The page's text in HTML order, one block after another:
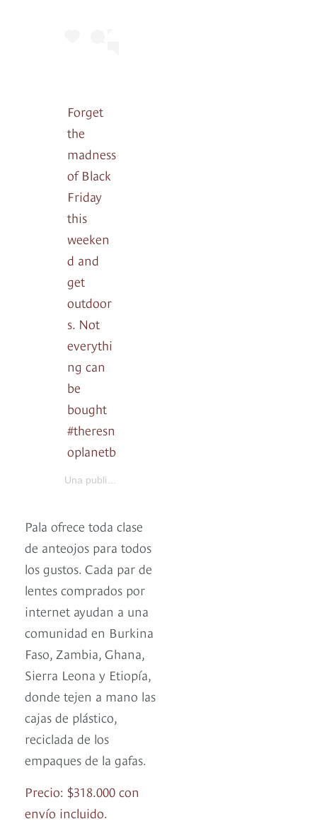
Forget
the
madness
of Black
Friday
this
weeken
d and
get
outdoor
s. Not
everythi
ng can
be
bought
#theresn
oplanetb
Pala ofrece toda clase
de anteojos para todos
los gustos. Cada par de
lentes comprados por
internet ayudan a una
comunidad en Burkina
Faso, Zambia, Ghana,
Sierra Leona y Etiopía,
donde tejen a mano las
cajas de plástico,
reciclada de los
empaques de la gafas.
Precio: $318.000 con
envío incluido.